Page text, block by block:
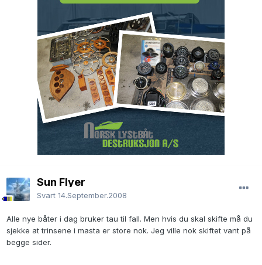
Sun Flyer
Svart 14.September.2008
Alle nye båter i dag bruker tau til fall. Men hvis du skal skifte må du
sjekke at trinsene i masta er store nok. Jeg ville nok skiftet vant på
begge sider.